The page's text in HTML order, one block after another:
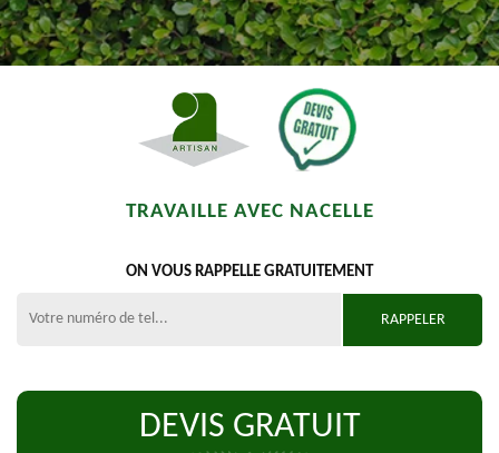
TRAVAILLE AVEC NACELLE
ON VOUS RAPPELLE GRATUITEMENT
DEVIS GRATUIT